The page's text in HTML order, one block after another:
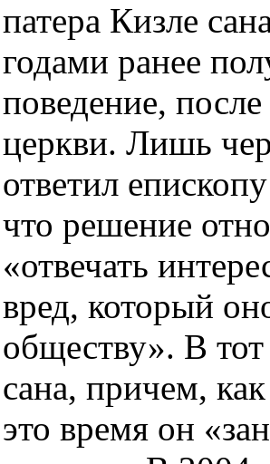
патера Кизле
годами ранее
поведение,
церкви. Лишь
ответил
что решение
«отвечать
вред, который
обществу». В
сана, причем,
это время он